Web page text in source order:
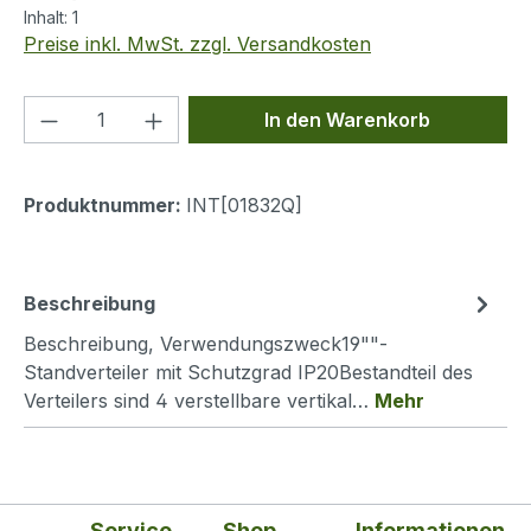
Inhalt: 1
Preise inkl. MwSt. zzgl. Versandkosten
Produkt Anzahl: Gib denIn den Warenkorb
Produktnummer: INT[01832Q]
Beschreibung
Beschreibung, Verwendungszweck19""-
Standverteiler mit Schutzgrad IP20Bestandteil des
Verteilers sind 4 verstellbare vertikal… Mehr